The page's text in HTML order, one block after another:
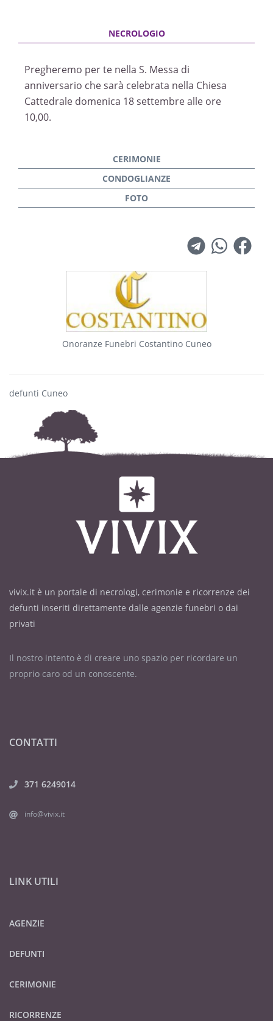
Pregheremo per te nella S. Messa di
anniversario che sarà celebrata nella Chiesa
Cattedrale domenica 18 settembre alle ore
10,00.
Onoranze Funebri Costantino Cuneo
defunti Cuneo
vivix.it è un portale di necrologi, cerimonie e ricorrenze dei
defunti inseriti direttamente dalle agenzie funebri o dai
privati
Il nostro intento è di creare uno spazio per ricordare un
proprio caro od un conoscente.
CONTATTI
371 6249014
info@vivix.it
LINK UTILI
AGENZIE
DEFUNTI
CERIMONIE
RICORRENZE